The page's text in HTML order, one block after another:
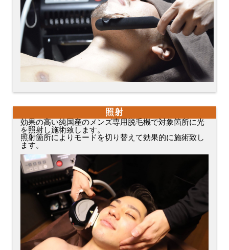
照射
効果の高い純国産のメンズ専用脱毛機で対象箇所に光
を照射し施術致します。
照射箇所によりモードを切り替えて効果的に施術致し
ます。